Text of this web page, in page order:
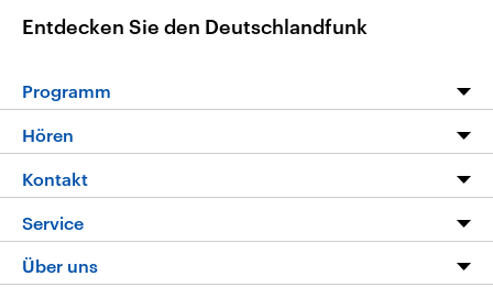
Entdecken Sie den Deutschlandfunk
Programm
Die Nachrichten
Nachrichtenleicht
Neue Beiträge auf dlf.de
Hören
Livestream
Podcasts
Deutschlandfunk App
Kontakt
Service
FAQ
Über uns